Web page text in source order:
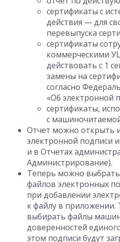
сертификаты с
действия — для
перевыпуска
сертификаты
коммерческими
действовать с 1
замены на
согласно
«Об электронной
сертификаты,
с
Отчет можно открыть
электронной подписи
и в Отчетах
Администрирование).
Теперь можно выбрать
файлов электронных
при добавлении
к файлу в
выбирать файлы
доверенностей
этом подписи будут